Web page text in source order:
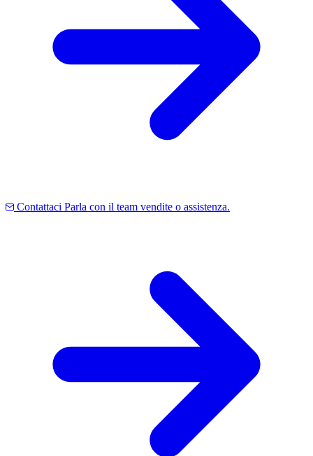
Contattaci Parla con il team vendite o assistenza.